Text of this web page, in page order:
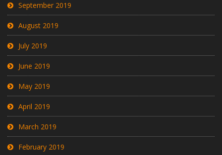
September 2019
August 2019
July 2019
June 2019
May 2019
April 2019
March 2019
February 2019